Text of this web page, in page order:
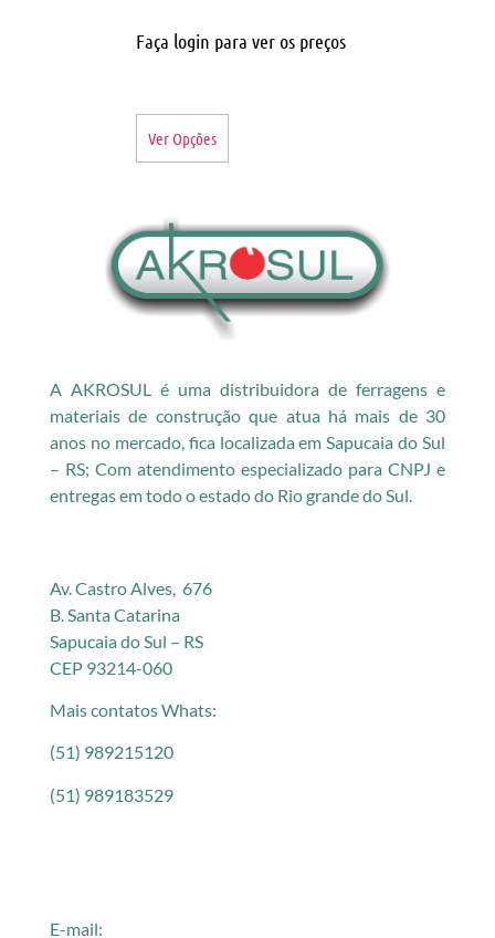
Faça login para ver os preços
Ver Opções
A AKROSUL é uma distribuidora de ferragens e
materiais de construção que atua há mais de 30
anos no mercado, fica localizada em Sapucaia do Sul
– RS; Com atendimento especializado para CNPJ e
entregas em todo o estado do Rio grande do Sul.
Av. Castro Alves, 676
B. Santa Catarina
Sapucaia do Sul – RS
CEP 93214-060
Mais contatos Whats:
(51) 989215120
(51) 989183529
E-mail: